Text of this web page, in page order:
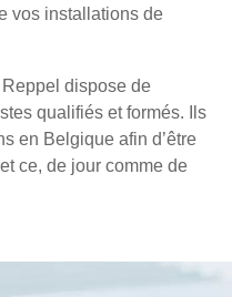
vos installations de
dispose de
qualifiés et formés. Ils
en Belgique afin d’être
ce, de jour comme de